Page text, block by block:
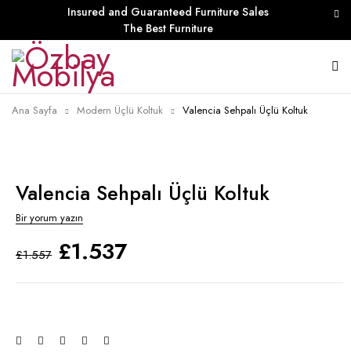
Insured and Guaranteed Furniture Sales
The Best Furniture
Ana Sayfa Modern Üçlü Koltuk Valencia Sehpalı Üçlü Koltuk
Valencia Sehpalı Üçlü Koltuk
Bir yorum yazın
£1.557 £1.537